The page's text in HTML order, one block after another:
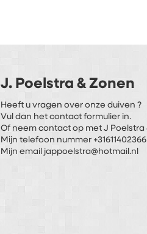
J. Poelstra & Zonen
Heeft u vragen over onze duiven ?
Vul dan het contact formulier in.
Of neem contact op met J Poelstra
Mijn telefoon nummer +31611402366
Mijn email jappoelstra@hotmail.nl